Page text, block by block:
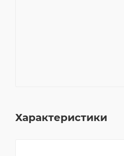
Характеристики